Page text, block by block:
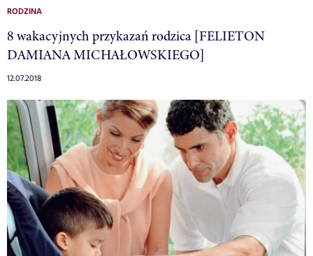
RODZINA
8 wakacyjnych przykazań rodzica [FELIETON
DAMIANA MICHAŁOWSKIEGO]
12.07.2018